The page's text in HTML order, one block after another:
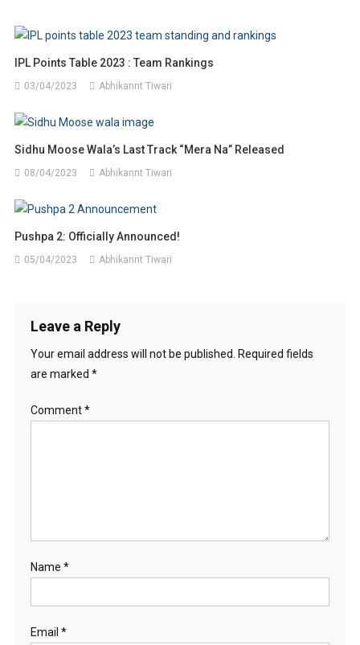
IPL Points Table 2023 : Team Rankings
03/04/2023 Abhikannt Tiwari
Sidhu Moose Wala’s Last Track “Mera Na” Released
08/04/2023 Abhikannt Tiwari
Pushpa 2: Officially Announced!
05/04/2023 Abhikannt Tiwari
Leave a Reply
Your email address will not be published.
Required fields
are marked *
Comment*
Name *
Email *